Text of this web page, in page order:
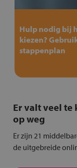
Hulp nodig bij
kiezen?
stappenplan
Er valt veel te
op weg
Er zijn 21
de uitgebreide